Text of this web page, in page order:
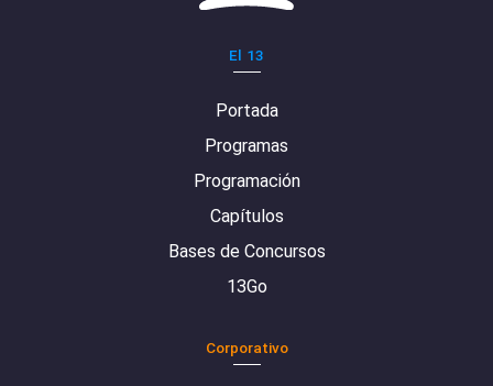
El 13
Portada
Programas
Programación
Capítulos
Bases de Concursos
13Go
Corporativo